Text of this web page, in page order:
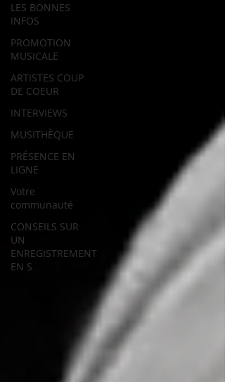
LES BONNES
INFOS
PROMOTION
MUSICALE
ARTISTES COUP
DE COEUR
INTERVIEWS
MUSITHÈQUE
PRÉSENCE EN
LIGNE
Votre
communauté
CONSEILS SUR
UN
ENREGISTREMENT
EN S